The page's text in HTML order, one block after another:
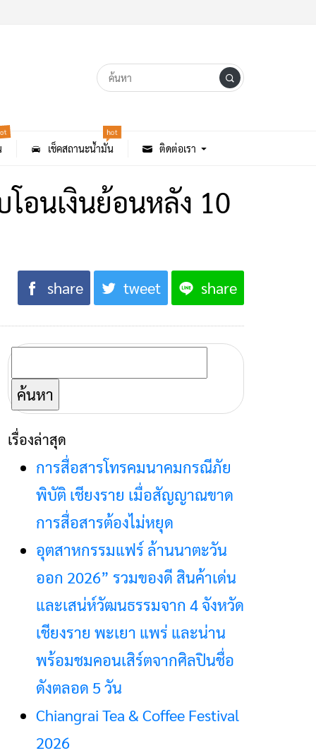
เช็คสถานะน้ำมัน
hot
ติดต่อเรา
อนเงินย้อนหลัง 10
share tweet share
ค้นหา
สำหรับ:
เรื่องล่าสุด
การสื่อสารโทรคมนาคมกรณีภัย
พิบัติ เชียงราย เมื่อสัญญาณขาด
การสื่อสารต้องไม่หยุด
อุตสาหกรรมแฟร์ ล้านนาตะวัน
ออก 2026” รวมของดี สินค้าเด่น
และเสน่ห์วัฒนธรรมจาก 4 จังหวัด
เชียงราย พะเยา แพร่ และน่าน
พร้อมชมคอนเสิร์ตจากศิลปินชื่อ
ดังตลอด 5 วัน
Chiangrai Tea & Coffee Festival
2026